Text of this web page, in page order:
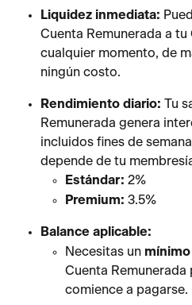
Liquidez inmediata:
Cuenta Remunerada a
cualquier momento, de
ningún costo.
Rendimiento diario: Tu
Remunerada genera
incluidos fines de
depende de tu
Estándar: 2%
Premium: 3.5%
Balance aplicable:
Necesitas un mínimo
Cuenta
comience a pagarse.